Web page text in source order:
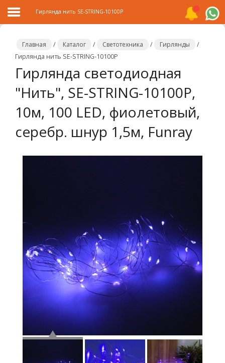
Главная
Каталог
Распродажа
О
купить
Статьи
Вакансии
Сертификаты
Гирлянда нить SE-STRING-10100P
Главная / Каталог / Светотехника / Гирлянды
/
Гирлянда нить SE-STRING-10100P
Гирлянда светодиодная
"Нить", SE-STRING-10100P,
10м, 100 LED, фиолетовый,
серебр. шнур 1,5м, Funray